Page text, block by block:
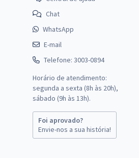
Chat
WhatsApp
E-mail
Telefone: 3003-0894
Horário de atendimento:
segunda a sexta (8h às 20h),
sábado (9h às 13h).
Foi aprovado?
Envie-nos a sua história!